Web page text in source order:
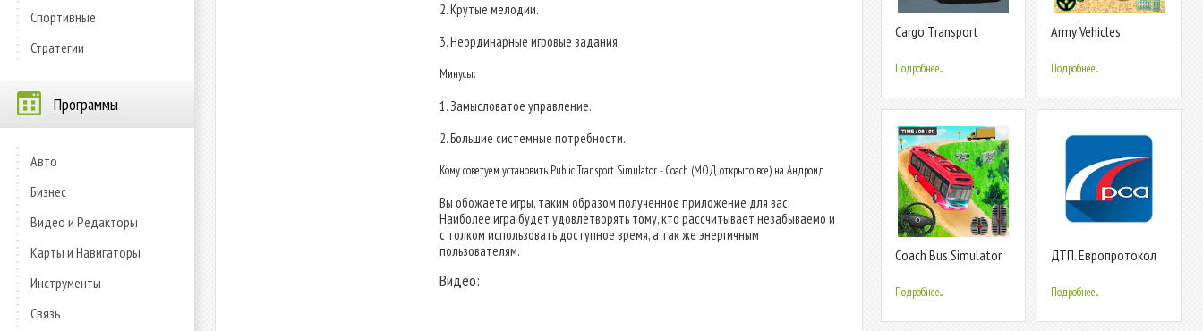
Спортивные
Стратегии
Программы
Авто
Бизнес
Видео и Редакторы
Карты и Навигаторы
Инструменты
Связь
2. Крутые мелодии.
3. Неординарные игровые задания.
Минусы:
1. Замысловатое управление.
2. Большие системные потребности.
Кому советуем установить Public Transport Simulator - Coach (МОД открыто все) на Андроид
Вы обожаете игры, таким образом полученное приложение для вас.
Наиболее игра будет удовлетворять тому, кто рассчитывает незабываемо и
с толком использовать доступное время, а так же энергичным
пользователям.
Видео:
Cargo Transport
Подробнее...
Army Vehicles
Simulator:Ship
Simulator
Подробнее...
Coach Bus Simulator
Games 2020
Подробнее...
ДТП. Европротокол
Подробнее...